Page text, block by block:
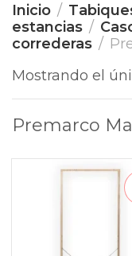
Inicio
estancias
correderas
Mostrando el
Premarco